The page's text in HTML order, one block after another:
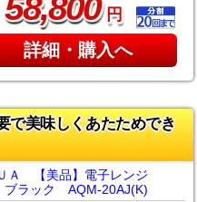
58 800円
詳細・購入へ
で美味しくあたためでき
Ａ 【美品】電子レンジ
ラック AQM-20AJ(K)